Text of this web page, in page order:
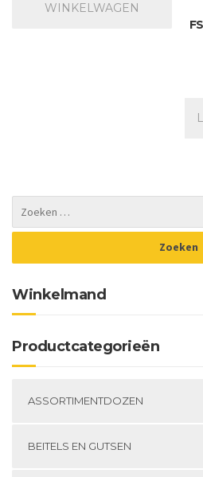
WINKELWAGEN
Winkelmand
Productcategorieën
ASSORTIMENTDOZEN
BEITELS EN GUTSEN